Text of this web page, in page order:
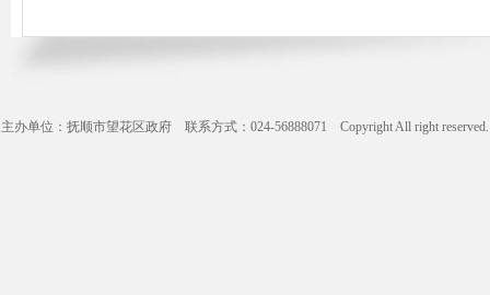
主办单位：抚顺市望花区政府 联系方式：024-56888071 Copyright All right